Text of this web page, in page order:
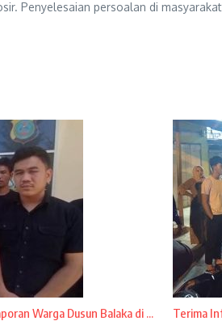
Penyelesaian persoalan di
Warga Dusun Balaka di ... Terima